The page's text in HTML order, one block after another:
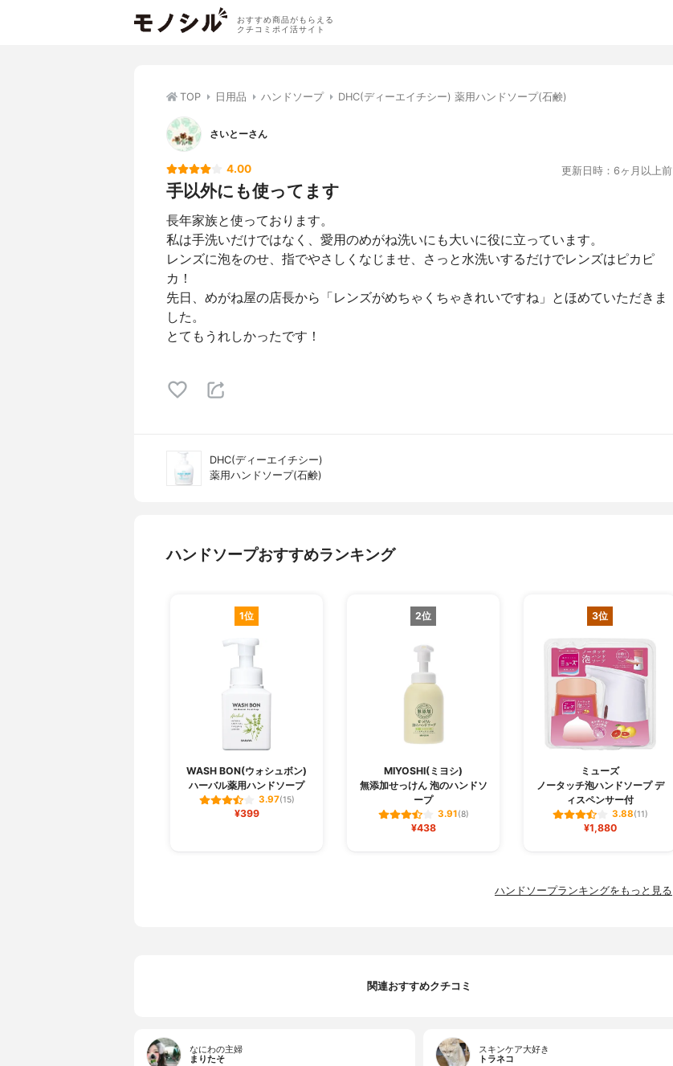
おすすめ商品がもらえる
クチコミポイ活サイト
TOP 日用品 ハンドソープ DHC(ディーエイチシー) 薬用ハンドソープ(石鹸)
さいとーさん
4.00 更新日時：6ヶ月以上前
手以外にも使ってます
長年家族と使っております。
私は手洗いだけではなく、愛用のめがね洗いにも大いに役に立っています。
レンズに泡をのせ、指でやさしくなじませ、さっと水洗いするだけでレンズはピカピ
カ！
先日、めがね屋の店長から「レンズがめちゃくちゃきれいですね」とほめていただきま
した。
とてもうれしかったです！
DHC(ディーエイチシー)
薬用ハンドソープ(石鹸)
ハンドソープおすすめランキング
1位
WASH BON(ウォシュボン)
ハーバル薬用ハンドソープ
3.97(15)
¥399
2位
MIYOSHI(ミヨシ)
無添加せっけん 泡のハンドソ
ープ
3.91(8)
¥438
3位
ミューズ
ノータッチ泡ハンドソープ デ
ィスペンサー付
3.88(11)
¥1,880
ハンドソープランキングをもっと見る
関連おすすめクチコミ
なにわの主婦
まりたそ
スキンケア大好き
トラネコ